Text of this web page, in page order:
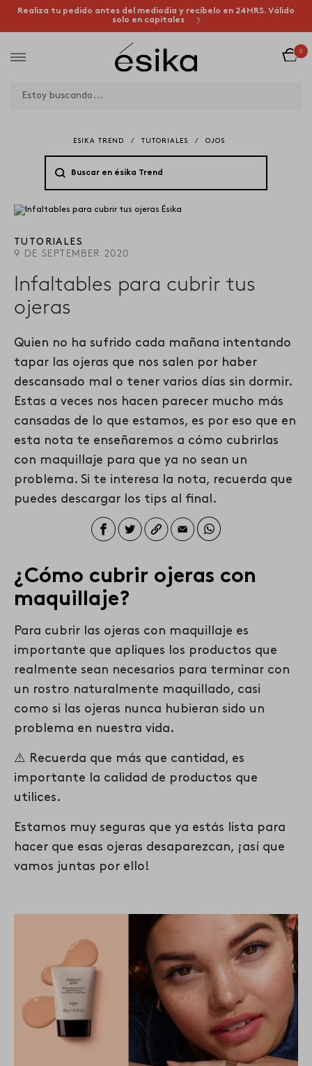
Realiza tu pedido antes del mediodía y recíbelo en 24HRS. Válido
solo en capitales
0
ESIKA TREND / TUTORIALES / OJOS
TUTORIALES
9 DE SEPTEMBER 2020
Infaltables para cubrir tus
ojeras
Quien no ha sufrido cada mañana intentando
tapar las ojeras que nos salen por haber
descansado mal o tener varios días sin dormir.
Estas a veces nos hacen parecer mucho más
cansadas de lo que estamos, es por eso que en
esta nota te enseñaremos a cómo cubrirlas
con maquillaje para que ya no sean un
problema. Si te interesa la nota, recuerda que
puedes descargar los tips al final.
¿Cómo cubrir ojeras con
maquillaje?
Para cubrir las ojeras con maquillaje es
importante que apliques los productos que
realmente sean necesarios para terminar con
un rostro naturalmente maquillado, casi
como si las ojeras nunca hubieran sido un
problema en nuestra vida.
⚠️ Recuerda que más que cantidad, es
importante la calidad de productos que
utilices.
Estamos muy seguras que ya estás lista para
hacer que esas ojeras desaparezcan, ¡así que
vamos juntas por ello!